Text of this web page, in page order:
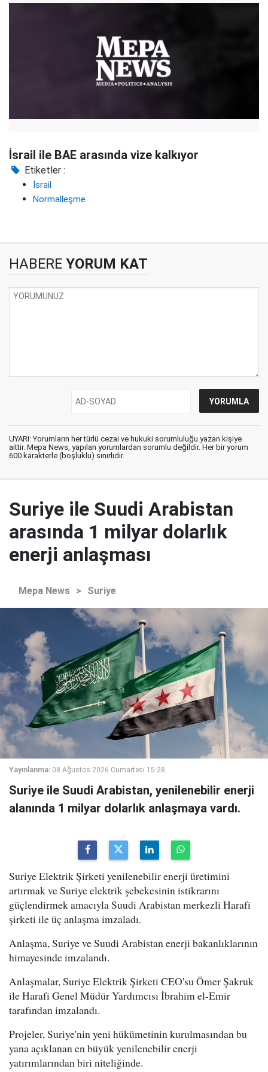
İsrail ile BAE arasında vize kalkıyor
Etiketler :
İsrail
Normalleşme
HABERE YORUM KAT
UYARI: Yorumların her türlü cezai ve hukuki sorumluluğu yazan kişiye
aittir. Mepa News, yapılan yorumlardan sorumlu değildir. Her bir yorum
600 karakterle (boşluklu) sınırlıdır.
Suriye ile Suudi Arabistan
arasında 1 milyar dolarlık
enerji anlaşması
Mepa News > Suriye
Yayınlanma: 08 Ağustos 2026 Cumartesi 15:28
Suriye ile Suudi Arabistan, yenilenebilir enerji
alanında 1 milyar dolarlık anlaşmaya vardı.
Suriye Elektrik Şirketi yenilenebilir enerji üretimini
artırmak ve Suriye elektrik şebekesinin istikrarını
güçlendirmek amacıyla Suudi Arabistan merkezli Harafi
şirketi ile üç anlaşma imzaladı.
Anlaşma, Suriye ve Suudi Arabistan enerji bakanlıklarının
himayesinde imzalandı.
Anlaşmalar, Suriye Elektrik Şirketi CEO'su Ömer Şakruk
ile Harafi Genel Müdür Yardımcısı İbrahim el-Emir
tarafından imzalandı.
Projeler, Suriye'nin yeni hükümetinin kurulmasından bu
yana açıklanan en büyük yenilenebilir enerji
yatırımlarından biri niteliğinde.